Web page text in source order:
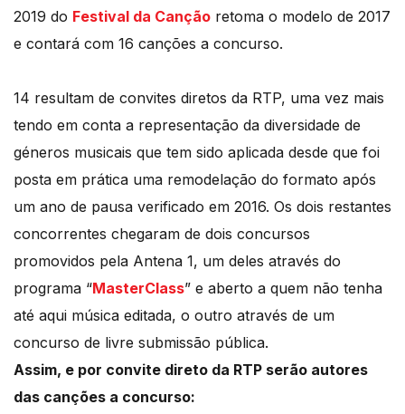
2019 do Festival da Canção retoma o modelo de 2017
e contará com 16 canções a concurso.
14 resultam de convites diretos da RTP, uma vez mais
tendo em conta a representação da diversidade de
géneros musicais que tem sido aplicada desde que foi
posta em prática uma remodelação do formato após
um ano de pausa verificado em 2016. Os dois restantes
concorrentes chegaram de dois concursos
promovidos pela Antena 1, um deles através do
programa “MasterClass” e aberto a quem não tenha
até aqui música editada, o outro através de um
concurso de livre submissão pública.
Assim, e por convite direto da RTP serão autores
das canções a concurso: